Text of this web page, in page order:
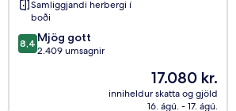
Lundúna
Samliggjandi herbergi í
boði
8.4
af
8,4 Mjög gott
2.409 umsagnir
Verðið
er
17.080 kr.
17.080 kr.
inniheldur skatta og gjöld
16. ágú. - 17. ágú.